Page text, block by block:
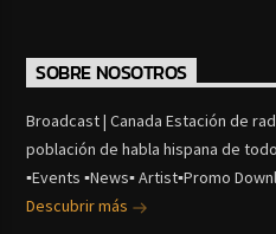
SOBRE NOSOTROS
Broadcast | Canada Estación de
población de habla hispana de
▪Events ▪News▪ Artist▪Promo
Descubrir más